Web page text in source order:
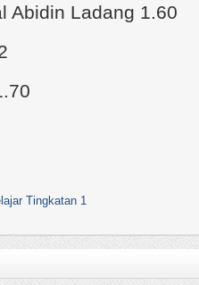
Abidin Ladang 1.60
Tingkatan 1